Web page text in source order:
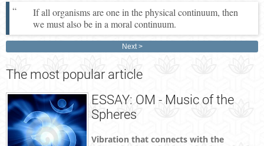
If all organisms are one in the physical continuum, then
we must also be in a moral continuum.
Next
The most popular article
ESSAY: OM - Music of the
Spheres
Vibration that connects with the